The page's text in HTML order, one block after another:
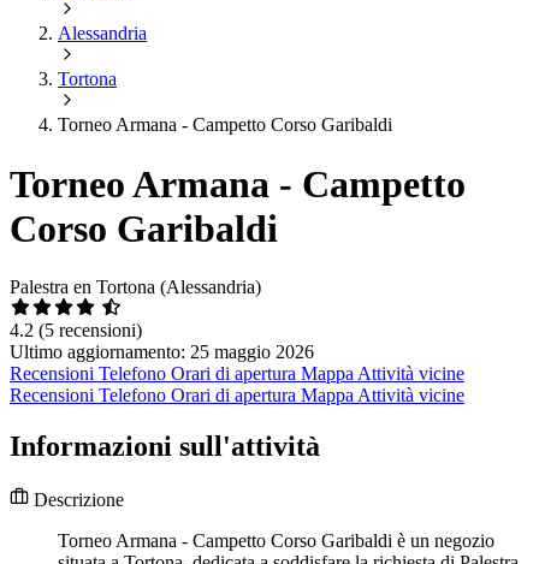
Alessandria
Tortona
Torneo Armana - Campetto Corso Garibaldi
Torneo Armana - Campetto
Corso Garibaldi
Palestra en Tortona (Alessandria)
4.2 (5 recensioni)
Ultimo aggiornamento: 25 maggio 2026
Recensioni Telefono Orari di apertura Mappa Attività vicine
Recensioni Telefono Orari di apertura Mappa Attività vicine
Informazioni sull'attività
Descrizione
Torneo Armana - Campetto Corso Garibaldi è un negozio